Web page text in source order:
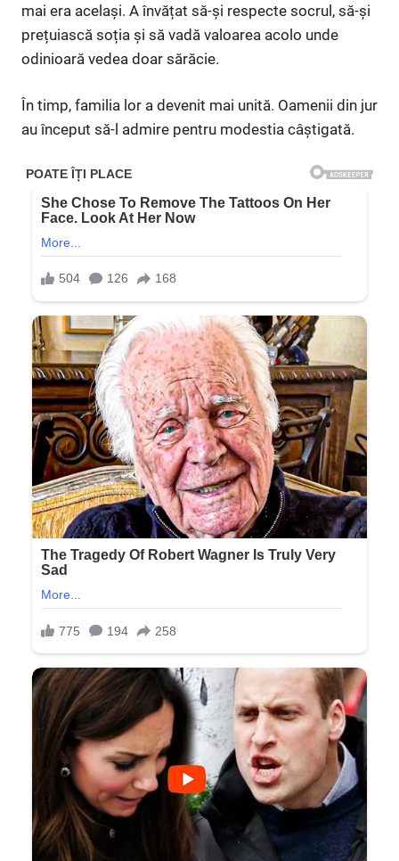
mai era același. A învățat să-și respecte socrul, să-și
prețuiască soția și să vadă valoarea acolo unde
odinioară vedea doar sărăcie.
În timp, familia lor a devenit mai unită. Oamenii din jur
au început să-l admire pentru modestia câștigată.